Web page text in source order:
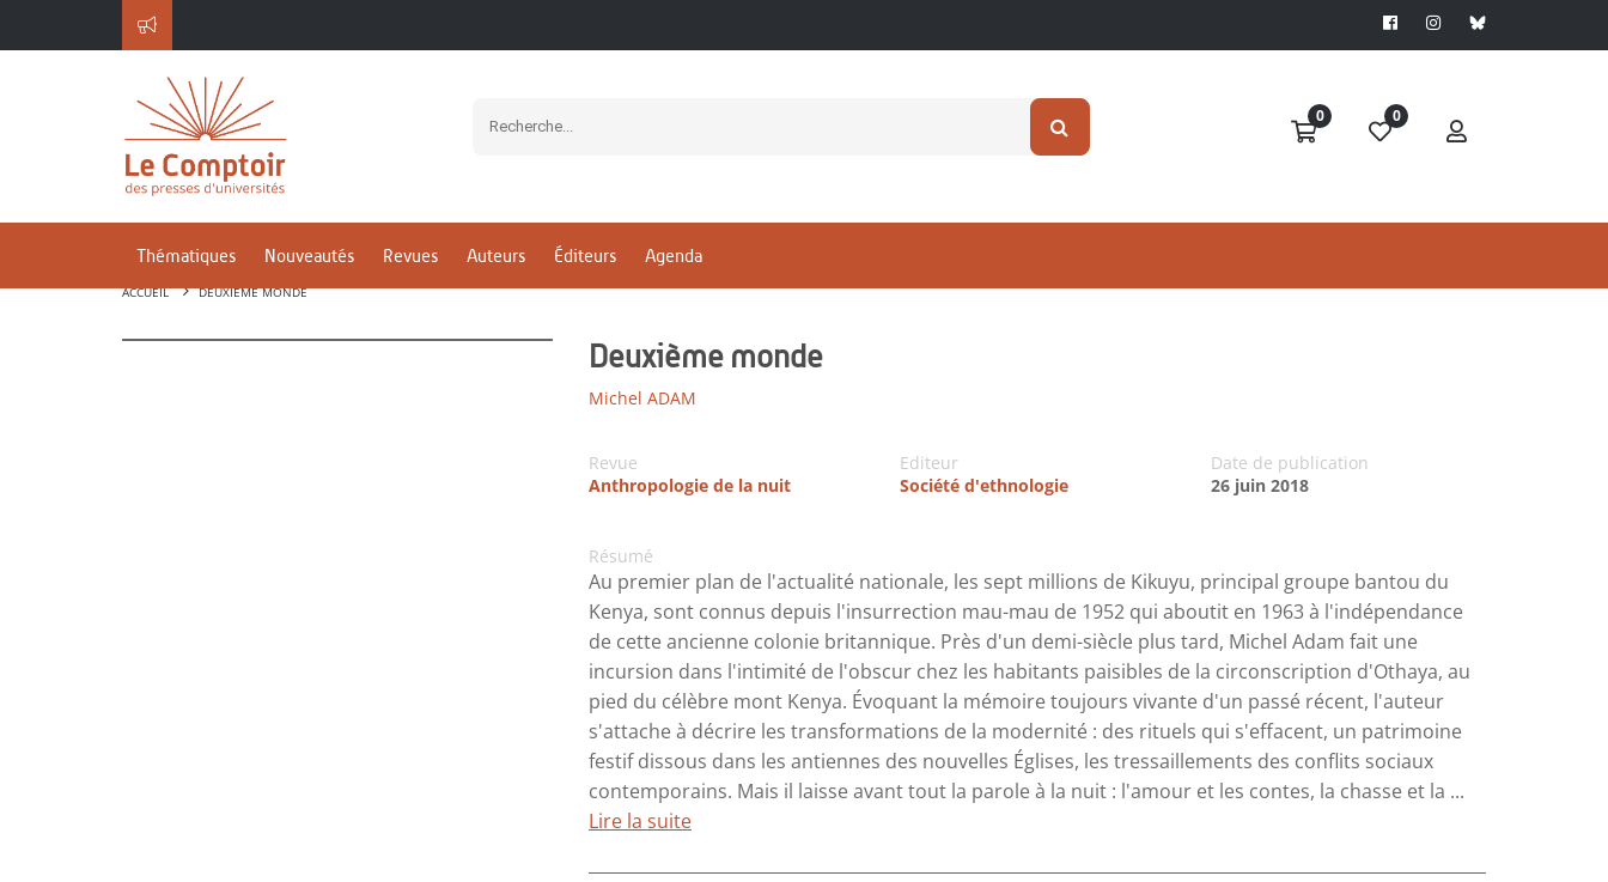
0 0
Thématiques Nouveautés Revues Auteurs Éditeurs Agenda
ACCUEIL DEUXIÈME MONDE
Deuxième monde
Michel ADAM
Revue
Anthropologie de la nuit
Editeur
Société d'ethnologie
Date de publication
26 juin 2018
Résumé
Au premier plan de l'actualité nationale, les sept millions de Kikuyu, principal groupe bantou du
Kenya, sont connus depuis l'insurrection mau-mau de 1952 qui aboutit en 1963 à l'indépendance
de cette ancienne colonie britannique. Près d'un demi-siècle plus tard, Michel Adam fait une
incursion dans l'intimité de l'obscur chez les habitants paisibles de la circonscription d'Othaya, au
pied du célèbre mont Kenya. Évoquant la mémoire toujours vivante d'un passé récent, l'auteur
s'attache à décrire les transformations de la modernité : des rituels qui s'effacent, un patrimoine
festif dissous dans les antiennes des nouvelles Églises, les tressaillements des conflits sociaux
contemporains. Mais il laisse avant tout la parole à la nuit : l'amour et les contes, la chasse et la ...
Lire la suite